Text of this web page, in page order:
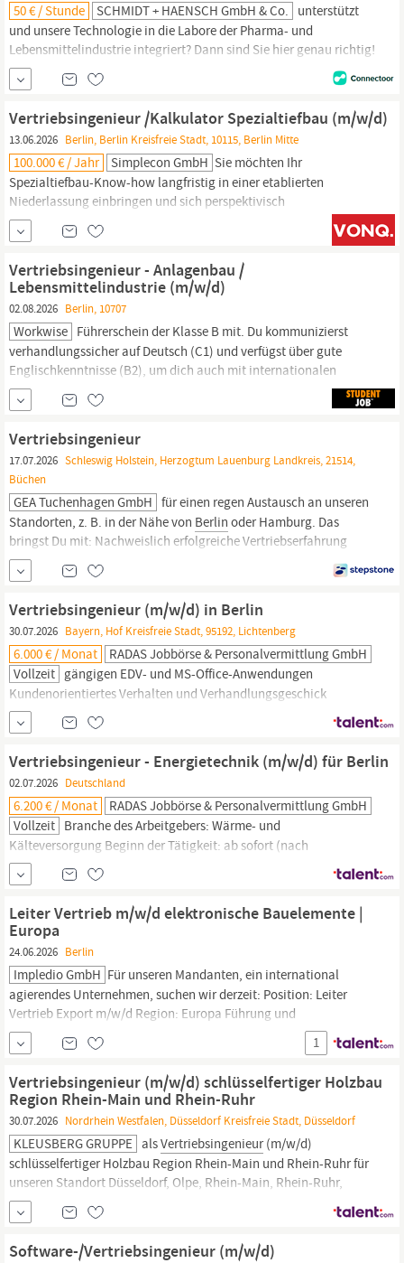
50 € / Stunde SCHMIDT + HAENSCH GmbH & Co. unterstützt
und unsere Technologie in die Labore der Pharma- und
Lebensmittelindustrie integriert? Dann sind Sie hier genau richtig!
Zur Verstärkung unseres Teams an unserem
Standort,
speziell im Bereich der Laborapplikationen, suchen wir zum
nächstmöglichen Zeitpunkt einen ambitionierten und
erfolgsorientiertenVertriebsingenieur/in(m/w/d)
Vertriebsingenieur /Kalkulator Spezialtiefbau (m/w/d)
13.06.2026 Berlin, Berlin Kreisfreie Stadt, 10115, Berlin Mitte
100.000 € / Jahr Simplecon GmbH Sie möchten Ihr
Spezialtiefbau-Know-how langfristig in einer etablierten
Niederlassung einbringen und sich perspektivisch
weiterentwickeln? Wir suchen aktuell:
/Kalkulator Spezialtiefbau (m/w/d) in
Unser Mandant ist
Spezialtiefbau etabliert.
Vertriebsingenieur - Anlagenbau /
Lebensmittelindustrie (m/w/d)
02.08.2026 Berlin, 10707
Workwise Führerschein der Klasse B mit. Du kommunizierst
verhandlungssicher auf Deutsch (C1) und verfügst über gute
Englischkenntnisse (B2), um dich auch mit internationalen
Kontakten auszutauschen. Unser Jobangebot
Vertriebsingenieur
- Anlagenbau / Lebensmittelindustrie (m/w/d)klingt
Bewerbung
Vertriebsingenieur
17.07.2026 Schleswig Holstein, Herzogtum Lauenburg Landkreis, 21514,
Büchen
GEA Tuchenhagen GmbH für einen regen Austausch an unseren
Standorten, z. B. in der Nähe von Berlin oder Hamburg. Das
bringst Du mit: Nachweislich erfolgreiche Vertriebserfahrung
(mind. 5 Jahre), idealerweise im B2B-Bereich mit
erklärungsbedürftigen Produkten. Du bist abschlussstark,
zielorientiert und überzeugst durch Deine
Kommunikationsfähigkeiten. Ein souveräner Umgang...
Vertriebsingenieur (m/w/d) in Berlin
30.07.2026 Bayern, Hof Kreisfreie Stadt, 95192, Lichtenberg
6.000 € / Monat
RADAS Jobbörse & Personalvermittlung GmbH
Vollzeit gängigen EDV- und MS-Office-Anwendungen
Kundenorientiertes Verhalten und Verhandlungsgeschick
Teamfähigkeit, Verantwortungsbewusstsein Bereitschaft zu einer
ausgeprägten Reisetätigkeit Weitere Infos: Branche des
Arbeitgebers: Energieversorgung Beginn der Tätigkeit: ab sofort
(nach Vereinbarung) Arbeitszeit: Vollzeit Befristung: Unbefristete
Beschäftigung Einsatzorte: 10318
Führungsverantwortung:...
Vertriebsingenieur - Energietechnik (m/w/d) für Berlin
02.07.2026 Deutschland
6.200 € / Monat
RADAS Jobbörse & Personalvermittlung GmbH
Vollzeit Branche des Arbeitgebers: Wärme- und
Kälteversorgung Beginn der Tätigkeit: ab sofort (nach
Vereinbarung) Arbeitszeit: Vollzeit Befristung: Unbefristete
Beschäftigung Einsatzorte: 10119
Führungsverantwortung:
Keine Führungsverantwortung Vergütung: Festgehalt pro Monat
von 5.400,00 bis 6.200,00 EUR
Leiter Vertrieb m/w/d elektronische Bauelemente |
Europa
24.06.2026 Berlin
Impledio GmbH Für unseren Mandanten, ein international
agierendes Unternehmen, suchen wir derzeit: Position: Leiter
Vertrieb Export m/w/d Region: Europa Führung und
Weiterentwicklung eines 8-köpfigen Teams von
Vertriebsingenieuren
im internationalen Industriekundensegment
Verantwortung für die Mitarbeiterführung inkl. regelmäßiger
Feedback- und
1
Vertriebsingenieur (m/w/d) schlüsselfertiger Holzbau
Region Rhein-Main und Rhein-Ruhr
30.07.2026 Nordrhein Westfalen, Düsseldorf Kreisfreie Stadt, Düsseldorf
KLEUSBERG GRUPPE alsVertriebsingenieur(m/w/d)
schlüsselfertiger Holzbau Region Rhein-Main und Rhein-Ruhr für
unseren Standort Düsseldorf, Olpe, Rhein-Main, Rhein-Ruhr,
Wissen-Wisserhof RAUM FÜR VERANTWORTUNG: Wir suchen Sie
zur Verstärkung des Vertriebsteams für die Region Rhein-Main
und Rhein-Ruhr: Sie recherchieren, akquirieren und beraten
Software-/Vertriebsingenieur (m/w/d)